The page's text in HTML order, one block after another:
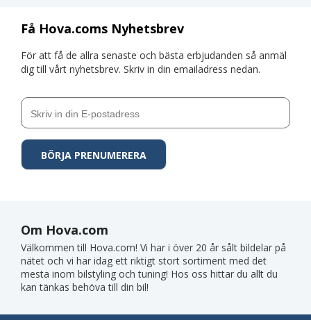
Få Hova.coms Nyhetsbrev
För att få de allra senaste och bästa erbjudanden så anmäl
dig till vårt nyhetsbrev. Skriv in din emailadress nedan.
Om Hova.com
Välkommen till Hova.com! Vi har i över 20 år sålt bildelar på
nätet och vi har idag ett riktigt stort sortiment med det
mesta inom bilstyling och tuning! Hos oss hittar du allt du
kan tänkas behöva till din bil!